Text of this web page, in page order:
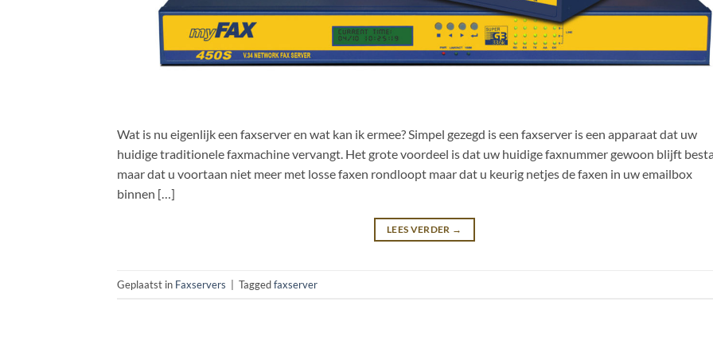
Wat is nu eigenlijk een faxserver en wat kan ik ermee? Simpel gezegd is een faxserver is een apparaat dat uw
huidige traditionele faxmachine vervangt. Het grote voordeel is dat uw huidige faxnummer gewoon blijft
maar dat u voortaan niet meer met losse faxen rondloopt maar dat u keurig netjes de faxen in uw emailbox
binnen […]
LEES VERDER →
Geplaatst in Faxservers Taggedfaxserver